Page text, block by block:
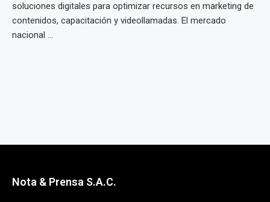
soluciones digitales para optimizar recursos en marketing de
contenidos, capacitación y videollamadas. El mercado
nacional ...
Nota & Prensa S.A.C.